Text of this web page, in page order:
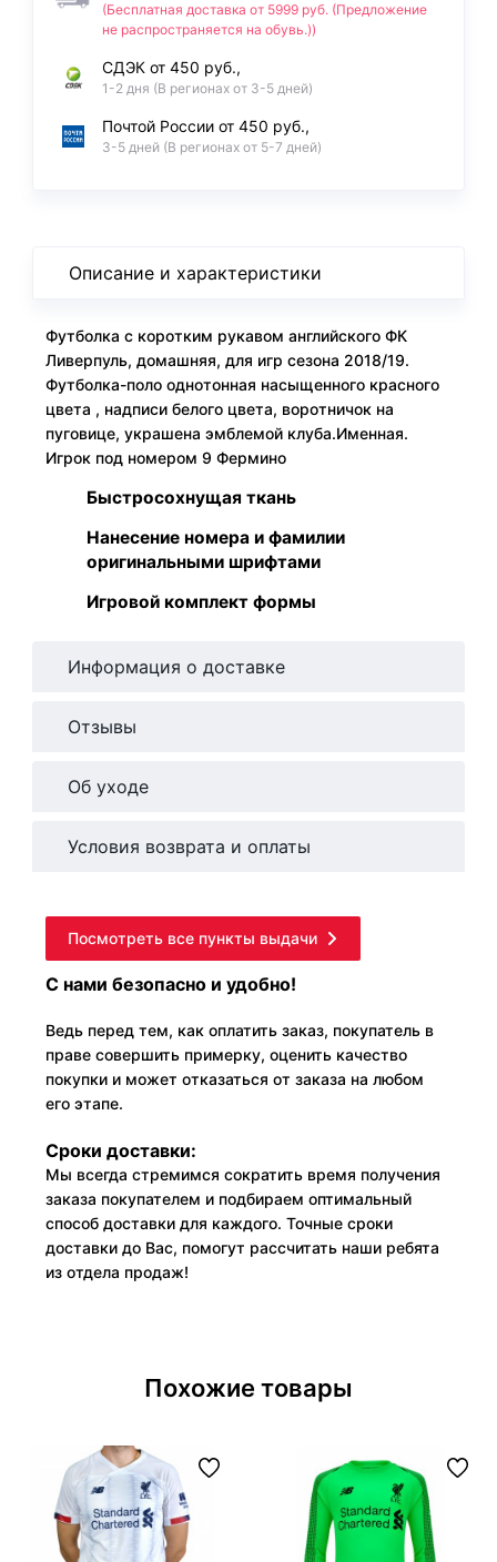
(Бесплатная доставка от 5999 руб. (Предложение
не распространяется на обувь.))
СДЭК от 450 руб.,
1-2 дня (В регионах от 3-5 дней)
Почтой России от 450 руб.,
3-5 дней (В регионах от 5-7 дней)
Описание и характеристики
Футболка с коротким рукавом английского ФК
Ливерпуль, домашняя, для игр сезона 2018/19.
Футболка-поло однотонная насыщенного красного
цвета , надписи белого цвета, воротничок на
пуговице, украшена эмблемой клуба.Именная.
Игрок под номером 9 Фермино
Быстросохнущая ткань
Нанесение номера и фамилии
оригинальными шрифтами
Игровой комплект формы
Информация о доставке
Отзывы
Об уходе
Условия возврата и оплаты
Посмотреть все пункты выдачи
С нами безопасно и удобно!
Ведь перед тем, как оплатить заказ, покупатель в
праве совершить примерку, оценить качество
покупки и может отказаться от заказа на любом
его этапе.
Сроки доставки:
Мы всегда стремимся сократить время получения
заказа покупателем и подбираем оптимальный
способ доставки для каждого. Точные сроки
доставки до Вас, помогут рассчитать наши ребята
из отдела продаж!
Похожие товары